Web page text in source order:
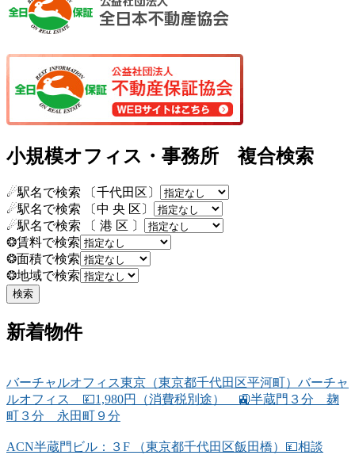
小規模オフィス・事務所 複合検索
☄駅名で検索 〔千代田区〕
☄駅名で検索 〔中 央 区〕
☄駅名で検索 〔 港 区 〕
❂賃料で検索
❂面積で検索
❂地域で検索
新着物件
バーチャルオフィス東京（東京都千代田区平河町）バーチャ
ルオフィス 💴1,980円（消費税別途） 🚉半蔵門３分 麹
町３分 永田町９分
ACN半蔵門ビル：３F （東京都千代田区飯田橋）💴相談